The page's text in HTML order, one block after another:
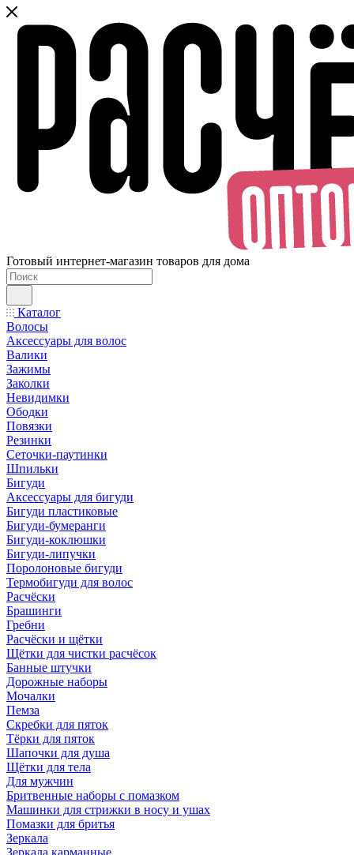
Готовый интернет-магазин товаров для дома
Каталог
Волосы
Аксессуары для волос
Валики
Зажимы
Заколки
Невидимки
Ободки
Повязки
Резинки
Сеточки-паутинки
Шпильки
Бигуди
Аксессуары для бигуди
Бигуди пластиковые
Бигуди-бумеранги
Бигуди-коклюшки
Бигуди-липучки
Поролоновые бигуди
Термобигуди для волос
Расчёски
Брашинги
Гребни
Расчёски и щётки
Щётки для чистки расчёсок
Банные штучки
Дорожные наборы
Мочалки
Пемза
Скребки для пяток
Тёрки для пяток
Шапочки для душа
Щётки для тела
Для мужчин
Бритвенные наборы с помазком
Машинки для стрижки в носу и ушах
Помазки для бритья
Зеркала
Зеркала карманные